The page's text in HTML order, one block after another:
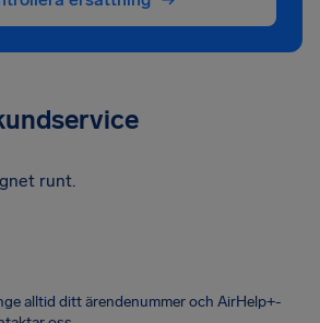
runt.
alltid ditt ärendenummer och AirHelp+-